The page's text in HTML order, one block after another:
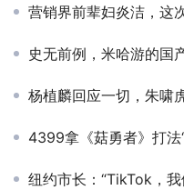
营销界前辈妇炎洁，这
史无前例，米哈游的国
杨植麟回应一切，朱啸
4399拿《菇勇者》打法
纽约市长：“TikTok，